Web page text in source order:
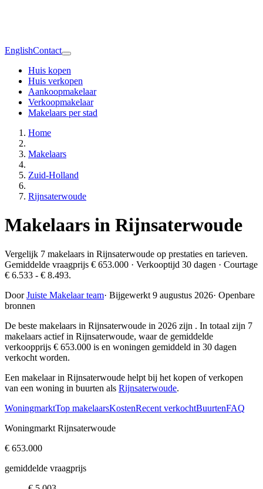
EnglishContact
Huis kopen
Huis verkopen
Aankoopmakelaar
Verkoopmakelaar
Makelaars per stad
Home
Makelaars
Zuid-Holland
Rijnsaterwoude
Makelaars in Rijnsaterwoude
Vergelijk 7 makelaars in Rijnsaterwoude op prestaties en tarieven.
Gemiddelde vraagprijs € 653.000 · Verkooptijd 30 dagen · Courtage
€ 6.533 - € 8.493.
DoorJuiste Makelaar team· Bijgewerkt 9 augustus 2026· Openbare
bronnen
De beste makelaars in Rijnsaterwoude in 2026 zijn . In totaal zijn 7
makelaars actief in Rijnsaterwoude, waar de gemiddelde
verkoopprijs € 653.000 is en woningen gemiddeld in 30 dagen
verkocht worden.
Een makelaar in Rijnsaterwoude helpt bij het kopen of verkopen
van een woning in buurten als Rijnsaterwoude.
WoningmarktTop makelaarsKostenRecent verkochtBuurtenFAQ
Woningmarkt Rijnsaterwoude
€ 653.000
gemiddelde vraagprijs